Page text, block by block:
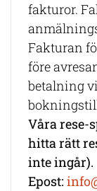
fakturor.
Fakturan
före
betalning
Våra rese-
hitta rätt
inte ingår).
Epost: